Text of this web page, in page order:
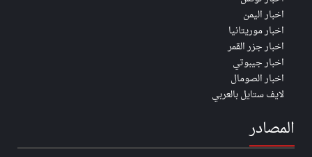
اخبار اليمن
اخبار موريتانيا
اخبار جزر القمر
اخبار جيبوتي
اخبار الصومال
لايف ستايل بالعربي
المصادر